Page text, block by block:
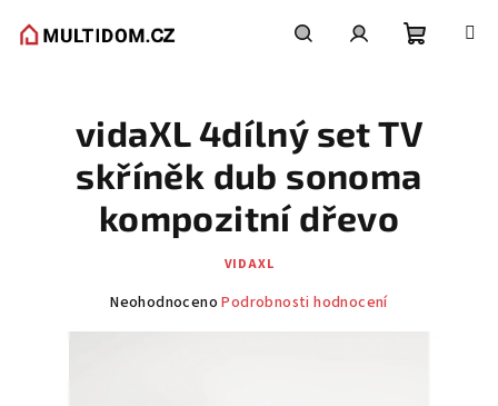
košík
vidaXL 4dílný set TV
skříněk dub sonoma
kompozitní dřevo
VIDAXL
Průměrné
Neohodnoceno Podrobnosti hodnocení